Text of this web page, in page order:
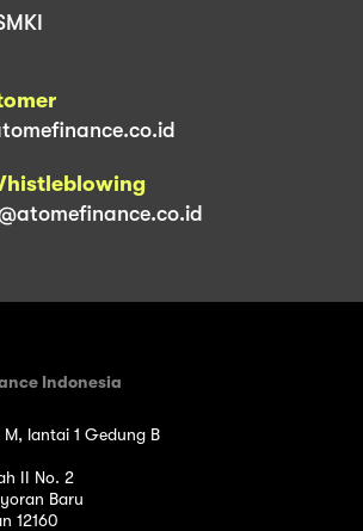
Indonesia
M, lantai 1 Gedung B
II No. 2
Baru
12160